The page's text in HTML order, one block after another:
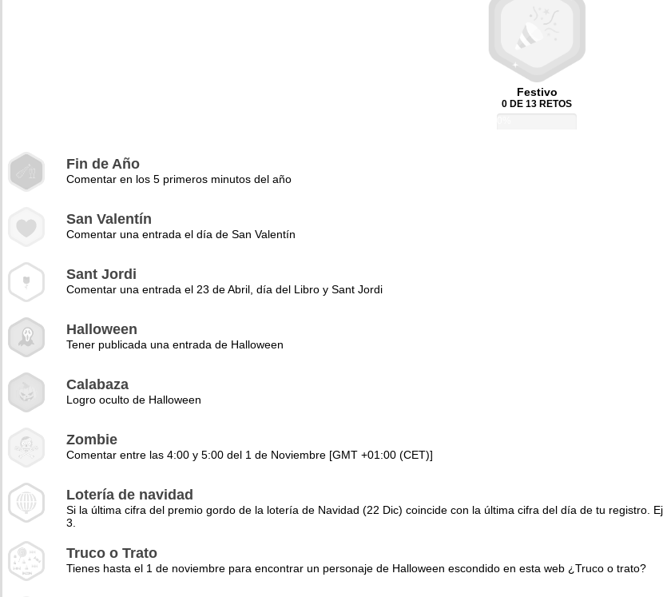
Festivo
0 DE 13 RETOS
Fin de Año
Comentar en los 5 primeros minutos del año
San Valentín
Comentar una entrada el día de San Valentín
Sant Jordi
Comentar una entrada el 23 de Abril, día del Libro y Sant Jordi
Halloween
Tener publicada una entrada de Halloween
Calabaza
Logro oculto de Halloween
Zombie
Comentar entre las 4:00 y 5:00 del 1 de Noviembre [GMT +01:00 (CET)]
Lotería de navidad
Si la última cifra del premio gordo de la lotería de Navidad (22 Dic) coincide con la última cifra del día de tu registro.
3.
Truco o Trato
Tienes hasta el 1 de noviembre para encontrar un personaje de Halloween escondido en esta web ¿Truco o trato?